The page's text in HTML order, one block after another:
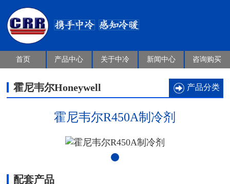
首页 产品中心 关于中冷 新闻中心 咨询购买
霍尼韦尔Honeywell 产品分类
霍尼韦尔R450A制冷剂
配套产品